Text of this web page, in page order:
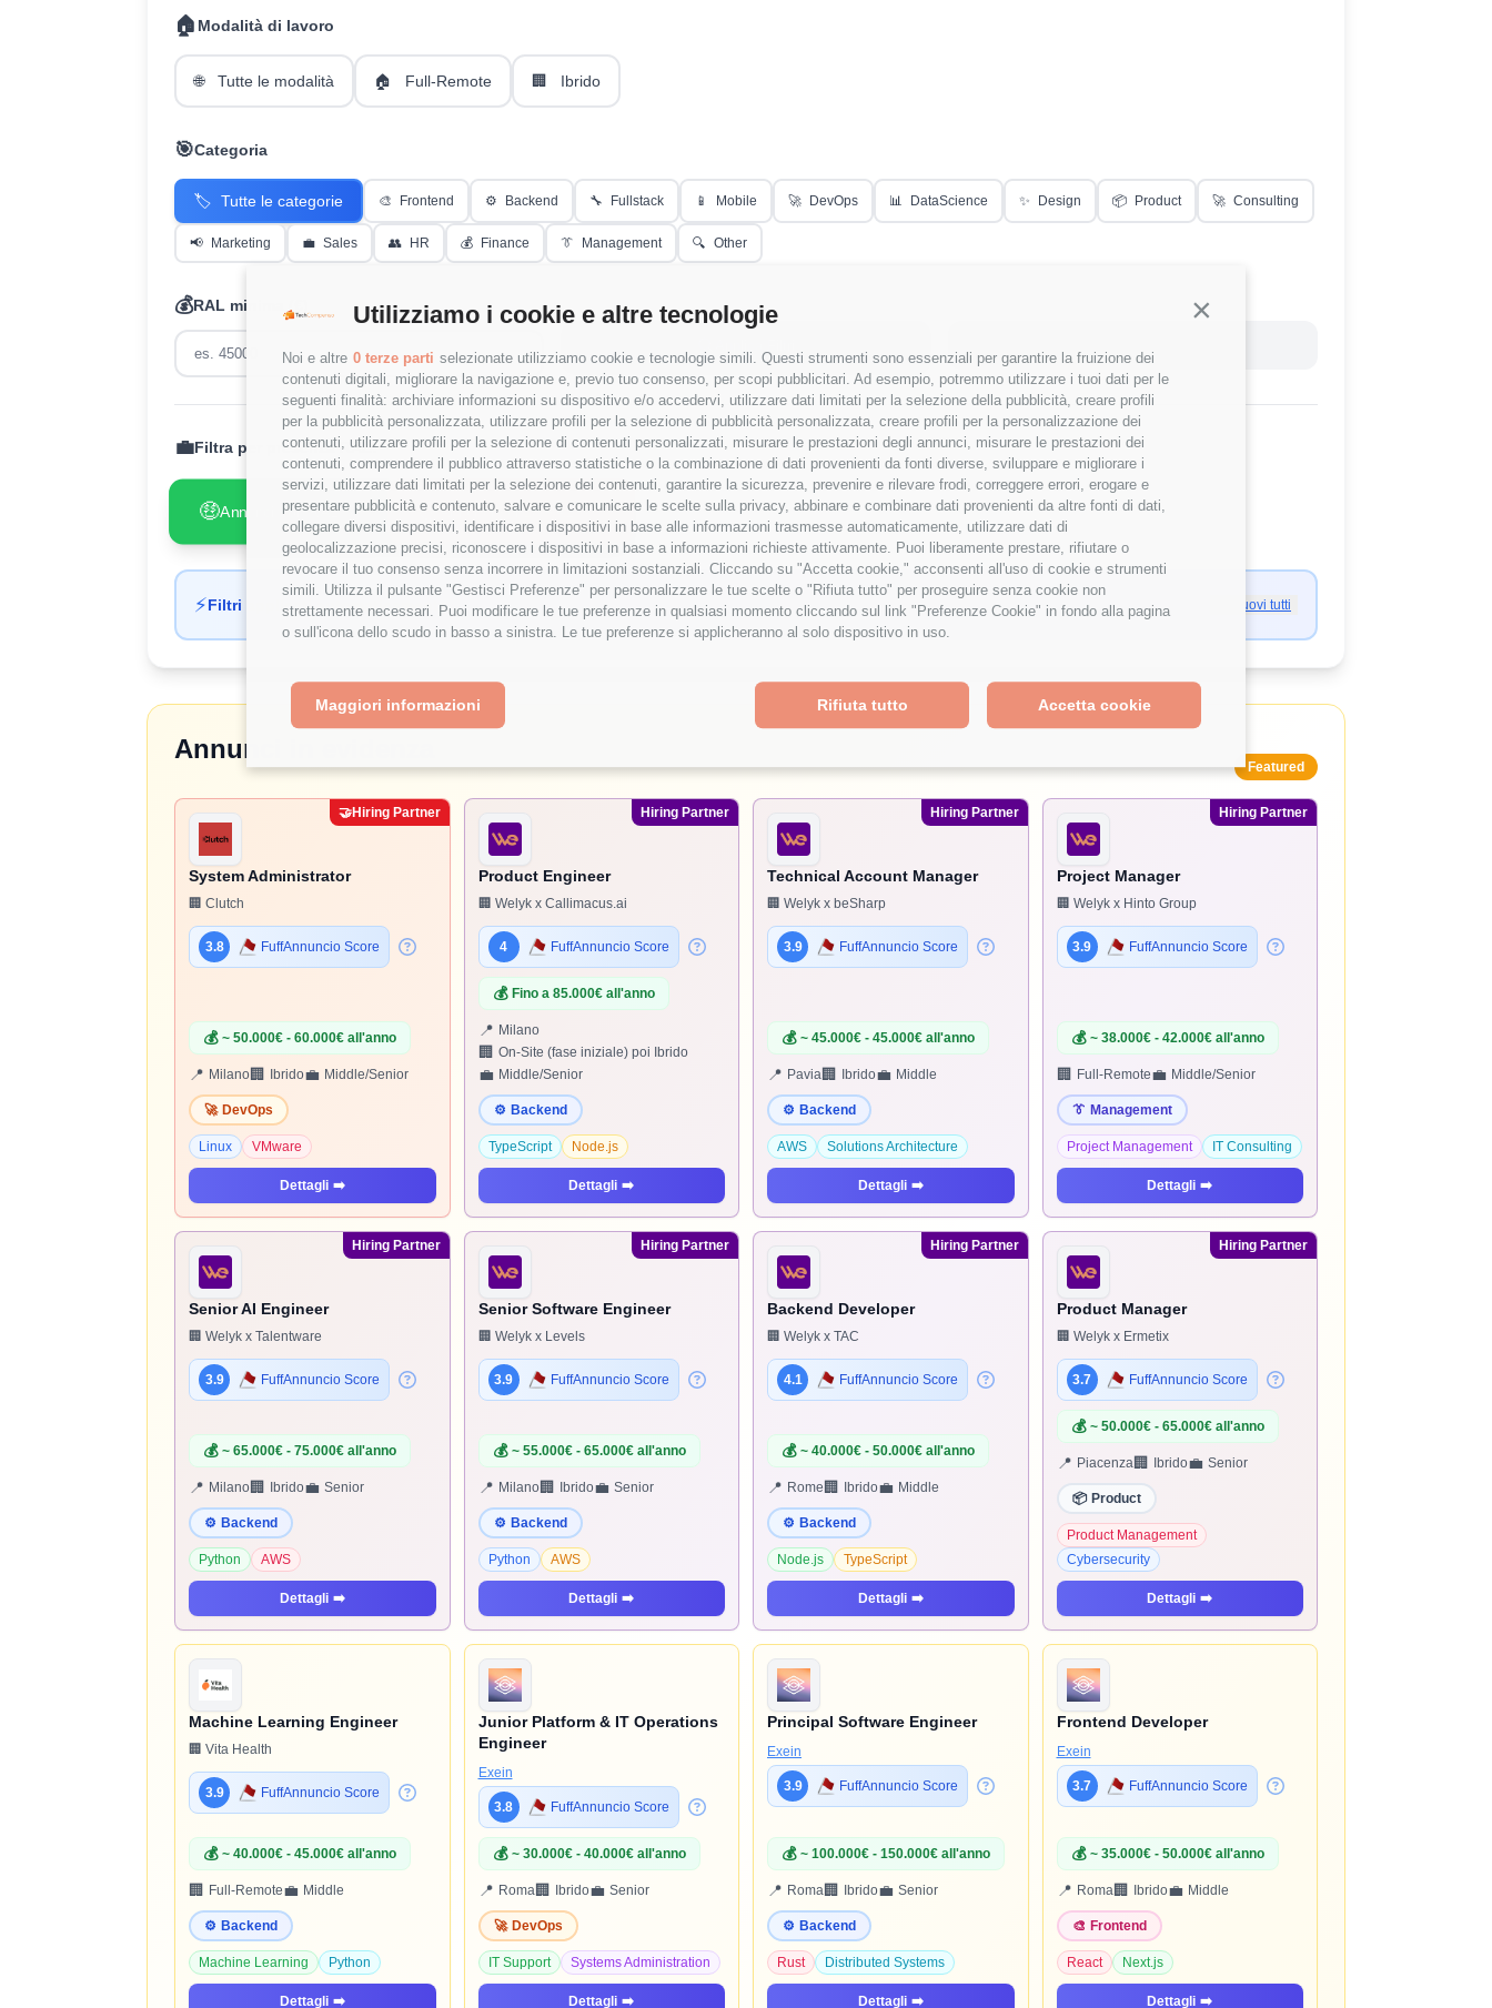
Continua senza accettare
Utilizziamo i cookie e altre tecnologie
Noi e altre 0 terze parti selezionate utilizziamo cookie e tecnologie simili. Questi strumenti sono essenziali per garantire la fruizione dei
contenuti digitali, migliorare la navigazione e, previo tuo consenso, per scopi pubblicitari. Ad esempio, potremmo utilizzare i tuoi dati per le
seguenti finalità: archiviare informazioni su dispositivo e/o accedervi, utilizzare dati limitati per la selezione della pubblicità, creare profili
per la pubblicità personalizzata, utilizzare profili per la selezione di pubblicità personalizzata, creare profili per la personalizzazione dei
contenuti, utilizzare profili per la selezione di contenuti personalizzati, misurare le prestazioni degli annunci, misurare le prestazioni dei
contenuti, comprendere il pubblico attraverso statistiche o la combinazione di dati provenienti da fonti diverse, sviluppare e migliorare i
servizi, utilizzare dati limitati per la selezione dei contenuti, garantire la sicurezza, prevenire e rilevare frodi, correggere errori, erogare e
presentare pubblicità e contenuto, salvare e comunicare le scelte sulla privacy, abbinare e combinare dati provenienti da altre fonti di dati,
collegare diversi dispositivi, identificare i dispositivi in base alle informazioni trasmesse automaticamente, utilizzare dati di
geolocalizzazione precisi, riconoscere i dispositivi in base a informazioni richieste attivamente. Puoi liberamente prestare, rifiutare o
revocare il tuo consenso senza incorrere in limitazioni sostanziali. Cliccando su "Accetta cookie," acconsenti all'uso di cookie e strumenti
simili. Utilizza il pulsante "Gestisci Preferenze" per personalizzare le tue scelte o "Rifiuta tutto" per proseguire senza cookie non
strettamente necessari. Puoi modificare le tue preferenze in qualsiasi momento cliccando sul link "Preferenze Cookie" in fondo alla pagina
o sull'icona dello scudo in basso a sinistra. Le tue preferenze si applicheranno al solo dispositivo in uso.
Accetta cookie
Rifiuta tutto
Maggiori informazioni
🏠 Modalità di lavoro
🌐 Tutte le modalità 🏠 Full-Remote 🏢 Ibrido
🎯Categoria
🏷️ Tutte le categorie 🎨 Frontend ⚙️ Backend 🔧 Fullstack 📱 Mobile 🚀 DevOps 📊 DataScience ✨ Design 📦 Product 🚀 Consulting
📢 Marketing 💼 Sales 👥 HR 💰 Finance 👔 Management 🔍 Other
💰RAL minima (€)
💼Filtra per presenza RAL:
🤑Annunci con RAL ✓ 😢Annunci senza RAL ✓
⚡Filtri applicati automaticamente Rimuovi tutti
Annunci in evidenza
Featured
🤝Hiring Partner
System Administrator
🏢 Clutch
3.8 FuffAnnuncio Score
💰 ~ 50.000€ - 60.000€ all'anno
📍 Milano🏢 Ibrido💼 Middle/Senior
🚀 DevOps
Linux VMware
Dettagli ➡️
Hiring Partner
Product Engineer
🏢 Welyk x Callimacus.ai
4 FuffAnnuncio Score
💰 Fino a 85.000€ all'anno
📍 Milano
🏢 On-Site (fase iniziale) poi Ibrido
💼 Middle/Senior
⚙️ Backend
TypeScript Node.js
Dettagli ➡️
Hiring Partner
Technical Account Manager
🏢 Welyk x beSharp
3.9 FuffAnnuncio Score
💰 ~ 45.000€ - 45.000€ all'anno
📍 Pavia🏢 Ibrido💼 Middle
⚙️ Backend
AWS Solutions Architecture
Dettagli ➡️
Hiring Partner
Project Manager
🏢 Welyk x Hinto Group
3.9 FuffAnnuncio Score
💰 ~ 38.000€ - 42.000€ all'anno
🏢 Full-Remote💼 Middle/Senior
👔 Management
Project Management IT Consulting
Dettagli ➡️
Hiring Partner
Senior AI Engineer
🏢 Welyk x Talentware
3.9 FuffAnnuncio Score
💰 ~ 65.000€ - 75.000€ all'anno
📍 Milano🏢 Ibrido💼 Senior
⚙️ Backend
Python AWS
Dettagli ➡️
Hiring Partner
Senior Software Engineer
🏢 Welyk x Levels
3.9 FuffAnnuncio Score
💰 ~ 55.000€ - 65.000€ all'anno
📍 Milano🏢 Ibrido💼 Senior
⚙️ Backend
Python AWS
Dettagli ➡️
Hiring Partner
Backend Developer
🏢 Welyk x TAC
4.1 FuffAnnuncio Score
💰 ~ 40.000€ - 50.000€ all'anno
📍 Rome 🏢 Ibrido💼 Middle
⚙️ Backend
Node.js TypeScript
Dettagli ➡️
Hiring Partner
Product Manager
🏢 Welyk x Ermetix
3.7 FuffAnnuncio Score
💰 ~ 50.000€ - 65.000€ all'anno
📍 Piacenza🏢 Ibrido💼 Senior
📦 Product
Product Management
Cybersecurity
Dettagli ➡️
Machine Learning Engineer
🏢 Vita Health
3.9 FuffAnnuncio Score
💰 ~ 40.000€ - 45.000€ all'anno
🏢 Full-Remote💼 Middle
⚙️ Backend
Machine Learning Python
Dettagli ➡️
Junior Platform & IT Operations
Engineer
Exein
3.8 FuffAnnuncio Score
💰 ~ 30.000€ - 40.000€ all'anno
📍 Roma🏢 Ibrido💼 Senior
🚀 DevOps
IT Support Systems Administration
Dettagli ➡️
Principal Software Engineer
Exein
3.9 FuffAnnuncio Score
💰 ~ 100.000€ - 150.000€ all'anno
📍 Roma🏢 Ibrido💼 Senior
⚙️ Backend
Rust Distributed Systems
Dettagli ➡️
Frontend Developer
Exein
3.7 FuffAnnuncio Score
💰 ~ 35.000€ - 50.000€ all'anno
📍 Roma🏢 Ibrido💼 Middle
🎨 Frontend
React Next.js
Dettagli ➡️